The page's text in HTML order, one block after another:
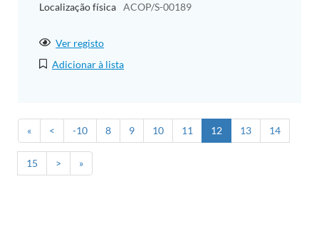
Localização física ACOP/S-00189
Ver registo
Adicionar à lista
« < -10 8 9 10 11 12 13 14
15 > »